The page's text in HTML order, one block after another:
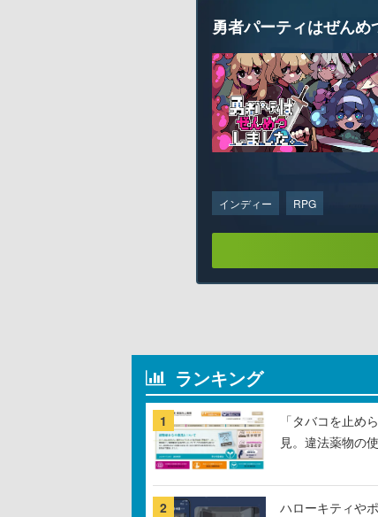
勇者パーティはぜんめ
インディー RPG
ランキング
1
「タバコを止め
見。違法薬物の
2
ハローキティや